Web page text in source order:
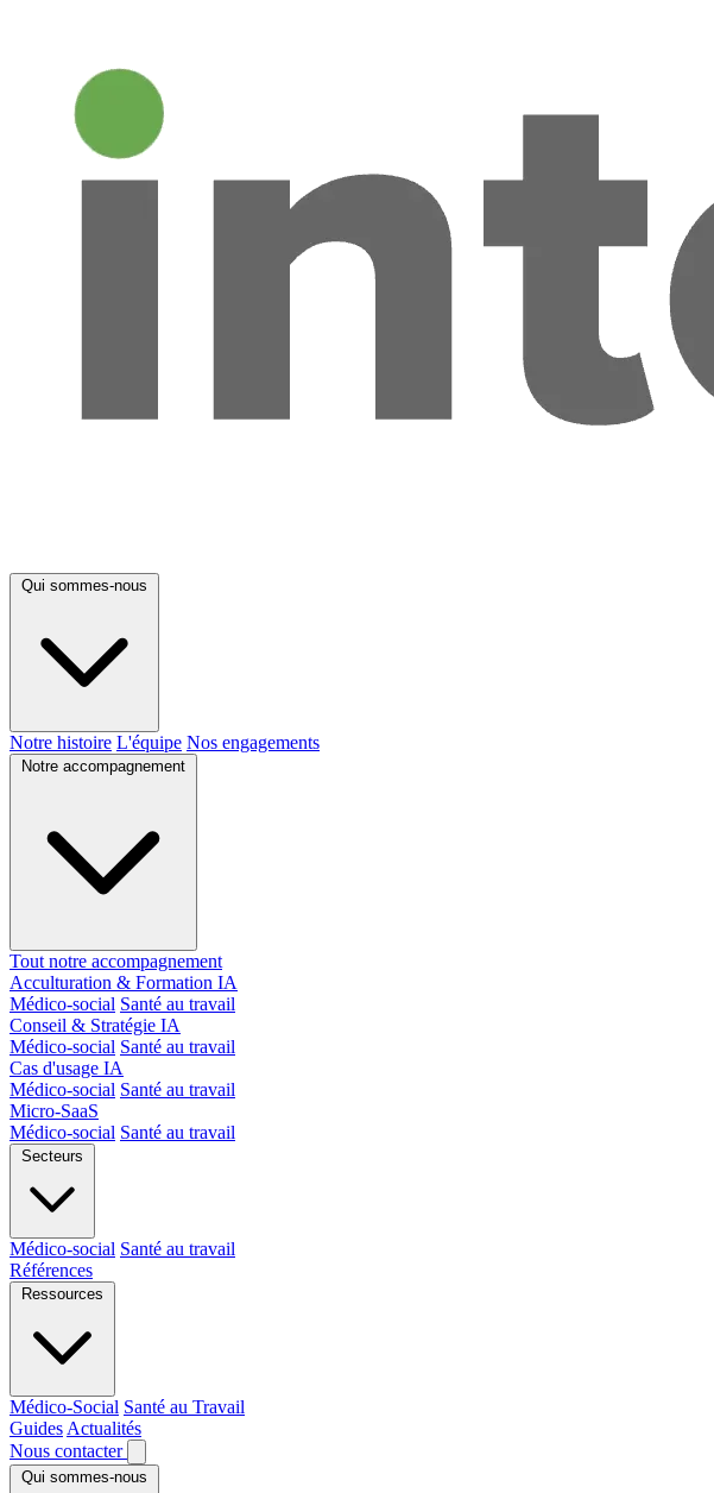
Qui sommes-nous
Notre histoire L'équipe Nos engagements
Notre accompagnement
Tout notre accompagnement
Acculturation & Formation IA
Médico-social Santé au travail
Conseil & Stratégie IA
Médico-social Santé au travail
Cas d'usage IA
Médico-social Santé au travail
Micro-SaaS
Médico-social Santé au travail
Secteurs
Médico-social Santé au travail
Références
Ressources
Médico-Social Santé au Travail
Guides Actualités
Nous contacter
Qui sommes-nous